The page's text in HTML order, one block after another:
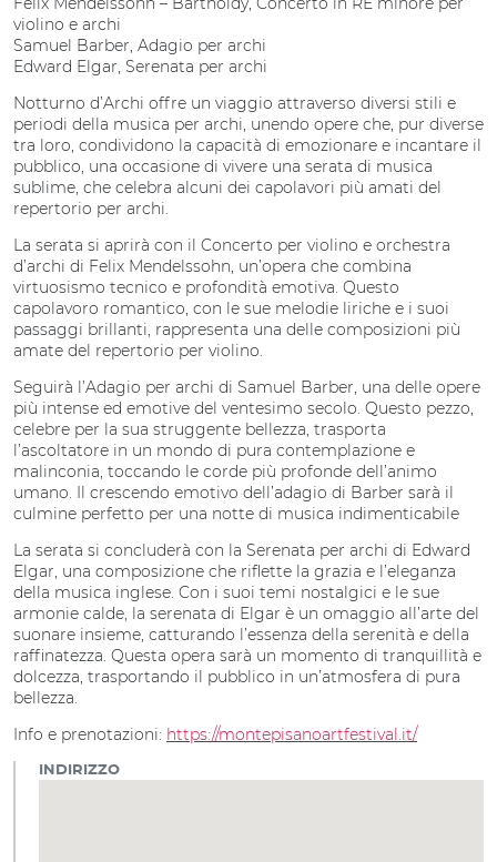
violino e archi
Samuel Barber, Adagio per archi
Edward Elgar, Serenata per archi
Notturno d’Archi offre un viaggio attraverso diversi stili e
periodi della musica per archi, unendo opere che, pur diverse
tra loro, condividono la capacità di emozionare e incantare il
pubblico, una occasione di vivere una serata di musica
sublime, che celebra alcuni dei capolavori più amati del
repertorio per archi.
La serata si aprirà con il Concerto per violino e orchestra
d’archi di Felix Mendelssohn, un’opera che combina
virtuosismo tecnico e profondità emotiva. Questo
capolavoro romantico, con le sue melodie liriche e i suoi
passaggi brillanti, rappresenta una delle composizioni più
amate del repertorio per violino.
Seguirà l’Adagio per archi di Samuel Barber, una delle opere
più intense ed emotive del ventesimo secolo. Questo pezzo,
celebre per la sua struggente bellezza, trasporta
l’ascoltatore in un mondo di pura contemplazione e
malinconia, toccando le corde più profonde dell’animo
umano. Il crescendo emotivo dell’adagio di Barber sarà il
culmine perfetto per una notte di musica indimenticabile
La serata si concluderà con la Serenata per archi di Edward
Elgar, una composizione che riflette la grazia e l’eleganza
della musica inglese. Con i suoi temi nostalgici e le sue
armonie calde, la serenata di Elgar è un omaggio all’arte del
suonare insieme, catturando l’essenza della serenità e della
raffinatezza. Questa opera sarà un momento di tranquillità e
dolcezza, trasportando il pubblico in un’atmosfera di pura
bellezza.
Info e prenotazioni: https://montepisanoartfestival.it/
INDIRIZZO